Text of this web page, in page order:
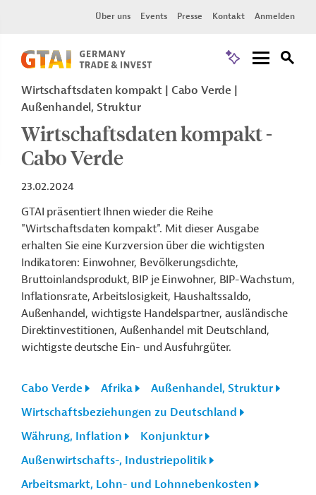
Über uns Events Presse Kontakt Anmelden
Wirtschaftsdaten kompakt
Cabo Verde
Außenhandel, Struktur
Wirtschaftsdaten kompakt -
Cabo Verde
23.02.2024
GTAI präsentiert Ihnen wieder die Reihe
"Wirtschaftsdaten kompakt". Mit dieser Ausgabe
erhalten Sie eine Kurzversion über die wichtigsten
Indikatoren: Einwohner, Bevölkerungsdichte,
Bruttoinlandsprodukt, BIP je Einwohner, BIP-Wachstum,
Inflationsrate, Arbeitslosigkeit, Haushaltssaldo,
Außenhandel, wichtigste Handelspartner, ausländische
Direktinvestitionen, Außenhandel mit Deutschland,
wichtigste deutsche Ein- und Ausfuhrgüter.
Cabo Verde Afrika
Außenhandel, Struktur
Wirtschaftsbeziehungen zu Deutschland
Währung, Inflation
Konjunktur
Außenwirtschafts-, Industriepolitik
Arbeitsmarkt, Lohn- und Lohnnebenkosten